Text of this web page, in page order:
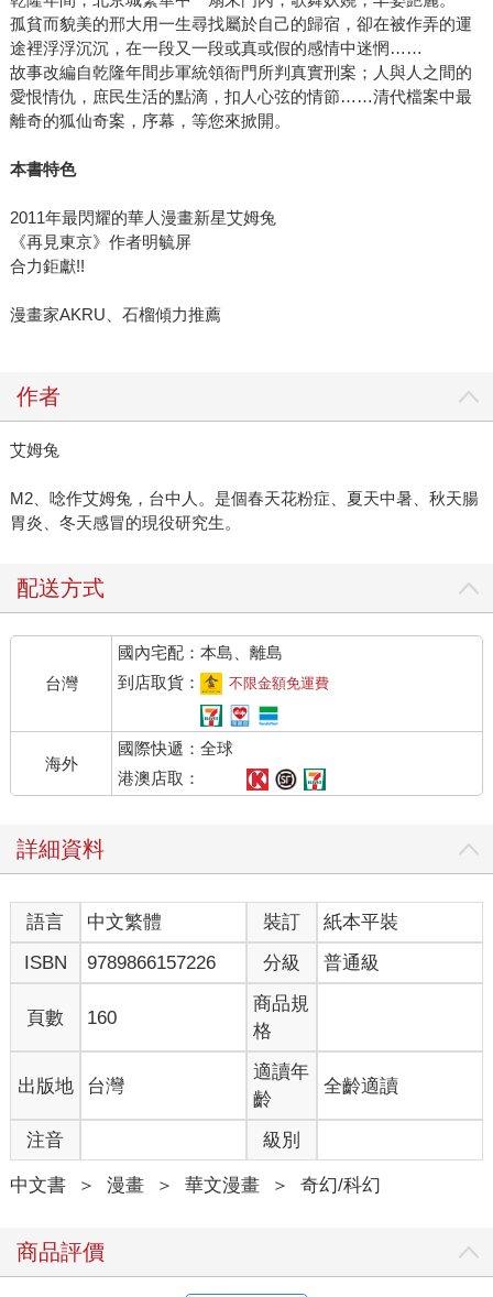
孤貧而貌美的邢大用一生尋找屬於自己的歸宿，卻在被作弄的運
途裡浮浮沉沉，在一段又一段或真或假的感情中迷惘……
故事改編自乾隆年間步軍統領衙門所判真實刑案；人與人之間的
愛恨情仇，庶民生活的點滴，扣人心弦的情節……清代檔案中最
離奇的狐仙奇案，序幕，等您來掀開。
本書特色
2011年最閃耀的華人漫畫新星艾姆兔
《再見東京》作者明毓屏
合力鉅獻!!
漫畫家AKRU、石榴傾力推薦
作者
艾姆兔
M2、唸作艾姆兔，台中人。是個春天花粉症、夏天中暑、秋天腸
胃炎、冬天感冒的現役研究生。
配送方式
台灣
國內宅配：本島、離島
到店取貨：
不限金額免運費
海外
國際快遞：全球
港澳店取：
詳細資料
語言 中文繁體 裝訂
紙本平裝
ISBN
9789866157226 分級 普通級
頁數 160
商品規
格
出版地 台灣
適讀年
齡
全齡適讀
注音 級別
中文書 ＞ 漫畫 ＞ 華文漫畫 ＞ 奇幻/科幻
商品評價